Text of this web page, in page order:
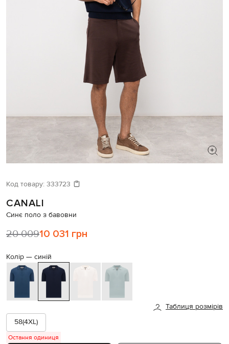
Давайте підберемо щось ще
Схожі товари
Код товару: 333723
CANALI
Синє поло з бавовни
20 00910 031 грн
Колір — синій
Таблиця розмірів
58(4XL)
Остання одиниця